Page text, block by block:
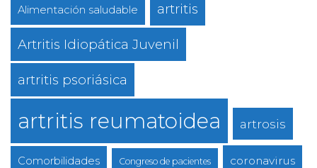
Alimentación saludable artritis
Artritis Idiopática Juvenil
artritis psoriásica
artritis reumatoidea artrosis
Comorbilidades Congreso de pacientes coronavirus